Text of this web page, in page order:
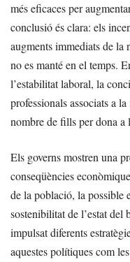
més eficaces per
conclusió és clara: els
augments immediats de la
no es manté en el temps.
l’estabilitat laboral, la
professionals associats a
nombre de fills per dona a
Els governs mostren una
conseqüències
de la població, la possible
sostenibilitat de l’estat del
impulsat diferents
aquestes polítiques com